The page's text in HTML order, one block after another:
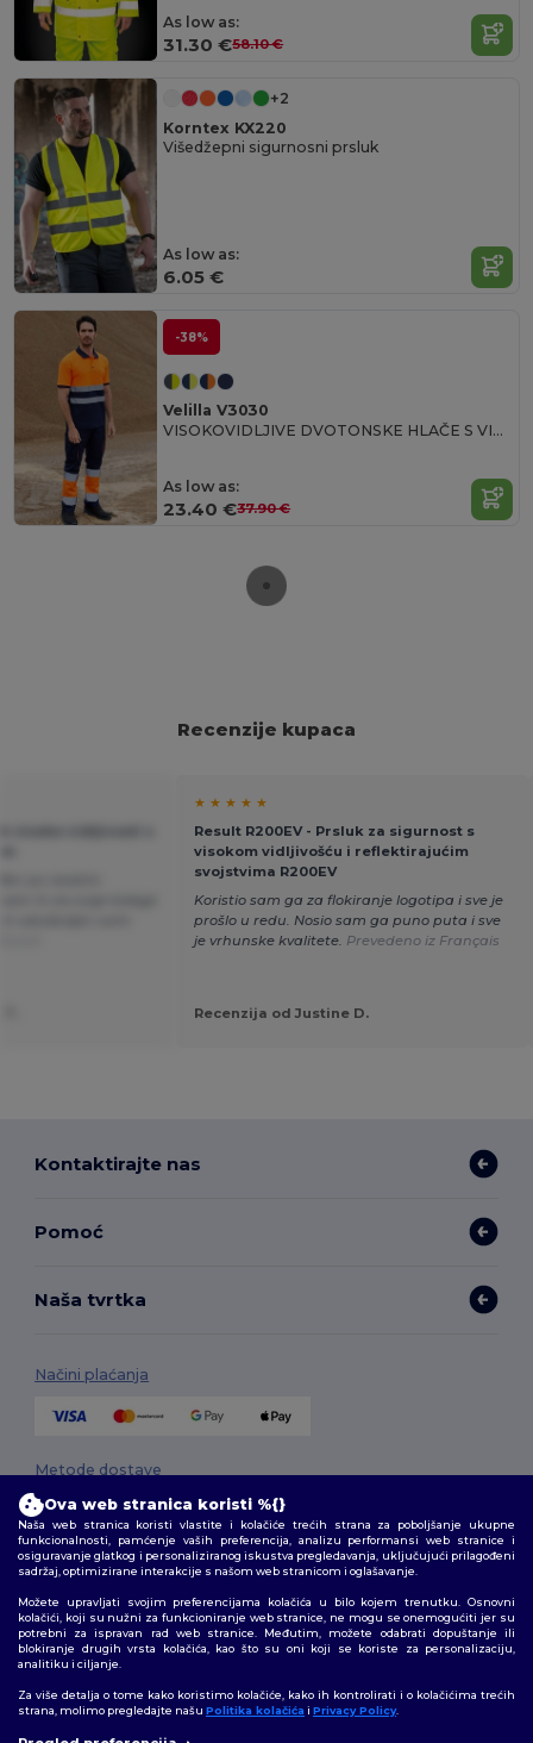
As low as:
31.30 €58.10 €
+2
Korntex KX220
Višedžepni sigurnosni prsluk
As low as:
6.05 €
-38%
Velilla V3030
VISOKOVIDLJIVE DVOTONSKE HLAČE S VIŠE DŽEPOVA
As low as:
23.40 €37.90 €
Recenzije kupaca
★ ★ ★ ★ ★
Result R200EV - Prsluk za sigurnost s
visokom vidljivošću i reflektirajućim
svojstvima R200EV
Koristio sam ga za flokiranje logotipa i sve je
prošlo u redu. Nosio sam ga puno puta i sve
je vrhunske kvalitete. Prevedeno iz Français
Recenzija od Justine D.
Kontaktirajte nas
Pomoć
Naša tvrtka
Načini plaćanja
Metode dostave
2026. Sva prava zadržana
Pratite nas
Ova web stranica koristi %{}
Naša web stranica koristi vlastite i kolačiće trećih strana za poboljšanje ukupne
funkcionalnosti, pamćenje vaših preferencija, analizu performansi web stranice i
osiguravanje glatkog i personaliziranog iskustva pregledavanja, uključujući prilagođeni
sadržaj, optimizirane interakcije s našom web stranicom i oglašavanje.
Možete upravljati svojim preferencijama kolačića u bilo kojem trenutku. Osnovni
kolačići, koji su nužni za funkcioniranje web stranice, ne mogu se onemogućiti jer su
potrebni za ispravan rad web stranice. Međutim, možete odabrati dopuštanje ili
blokiranje drugih vrsta kolačića, kao što su oni koji se koriste za personalizaciju,
analitiku i ciljanje.
Za više detalja o tome kako koristimo kolačiće, kako ih kontrolirati i o kolačićima trećih
strana, molimo pregledajte našu Politika kolačića i Privacy Policy.